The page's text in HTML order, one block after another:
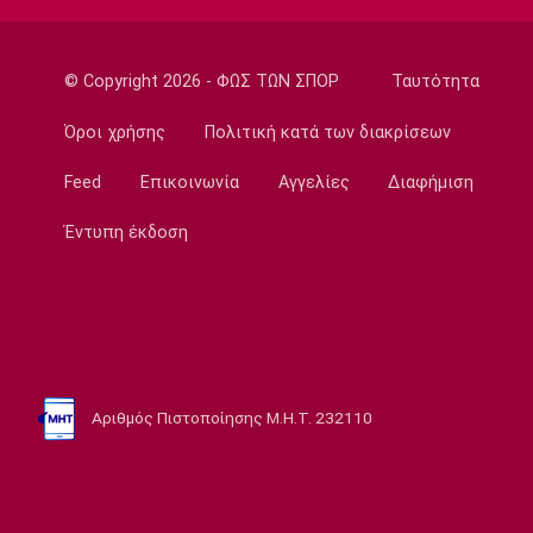
Eurobasket U16: Τζάμπολ στα Ιωάννινα
Μακάμπι Τελ Αβίβ: Ενισχύθηκε με τον
13:35
ΦΩΣ στο Στοίχημα: Ανώτερη η Κραϊόβα
13:05
© Copyright 2026 - ΦΩΣ ΤΩΝ ΣΠΟΡ Ταυτότητα
Όροι χρήσης Πολιτική κατά των διακρίσεων
Feed Επικοινωνία Αγγελίες Διαφήμιση
Έντυπη έκδοση
Αριθμός Πιστοποίησης Μ.Η.Τ. 232110